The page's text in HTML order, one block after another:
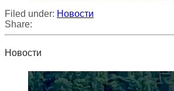
Filed under: Новости
Share:
Новости